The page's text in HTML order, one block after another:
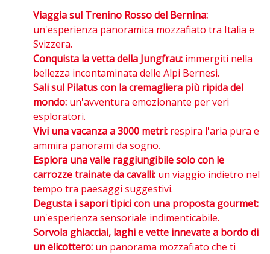
Viaggia sul Trenino Rosso del Bernina:
un'esperienza panoramica mozzafiato tra Italia e
Svizzera.
Conquista la vetta della Jungfrau: immergiti nella
bellezza incontaminata delle Alpi Bernesi.
Sali sul Pilatus con la cremagliera più ripida del
mondo: un'avventura emozionante per veri
esploratori.
Vivi una vacanza a 3000 metri: respira l'aria pura e
ammira panorami da sogno.
Esplora una valle raggiungibile solo con le
carrozze trainate da cavalli: un viaggio indietro nel
tempo tra paesaggi suggestivi.
Degusta i sapori tipici con una proposta gourmet:
un'esperienza sensoriale indimenticabile.
Sorvola ghiacciai, laghi e vette innevate a bordo di
un elicottero: un panorama mozzafiato che ti